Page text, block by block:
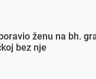
ženu na bh.
bez nje